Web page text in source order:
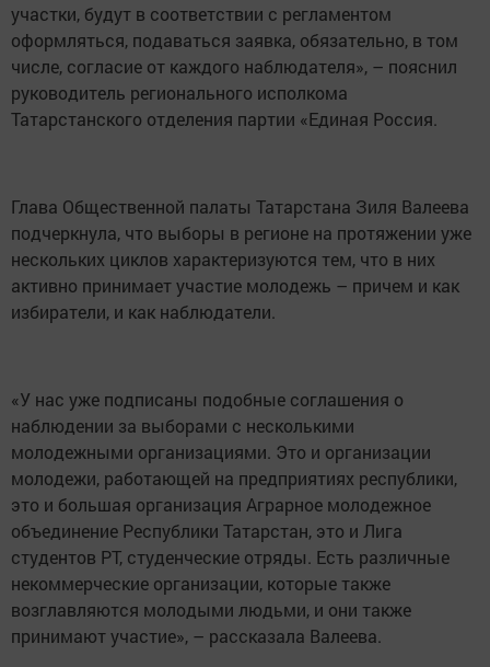
участки, будут в соответствии с регламентом
оформляться, подаваться заявка, обязательно, в том
числе, согласие от каждого наблюдателя», – пояснил
руководитель регионального исполкома
Татарстанского отделения партии «Единая Россия.
Глава Общественной палаты Татарстана Зиля Валеева
подчеркнула, что выборы в регионе на протяжении уже
нескольких циклов характеризуются тем, что в них
активно принимает участие молодежь – причем и как
избиратели, и как наблюдатели.
«У нас уже подписаны подобные соглашения о
наблюдении за выборами с несколькими
молодежными организациями. Это и организации
молодежи, работающей на предприятиях республики,
это и большая организация Аграрное молодежное
объединение Республики Татарстан, это и Лига
студентов РТ, студенческие отряды. Есть различные
некоммерческие организации, которые также
возглавляются молодыми людьми, и они также
принимают участие», – рассказала Валеева.